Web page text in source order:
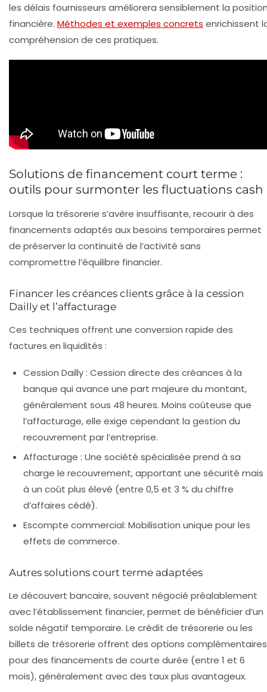
les délais fournisseurs améliorera sensiblement la
financière. Méthodes et exemples concrets enrichissent
compréhension de ces pratiques.
Solutions de financement court terme :
outils pour surmonter les fluctuations cash
Lorsque la trésorerie s’avère insuffisante, recourir à des
financements adaptés aux besoins temporaires permet
de préserver la continuité de l’activité sans
compromettre l’équilibre financier.
Financer les créances clients grâce à la cession
Dailly et l’affacturage
Ces techniques offrent une conversion rapide des
factures en liquidités :
Cession Dailly : Cession directe des créances à la
banque qui avance une part majeure du montant,
généralement sous 48 heures. Moins coûteuse que
l’affacturage, elle exige cependant la gestion du
recouvrement par l’entreprise.
Affacturage : Une société spécialisée prend à sa
charge le recouvrement, apportant une sécurité mais
à un coût plus élevé (entre 0,5 et 3 % du chiffre
d’affaires cédé).
Escompte commercial: Mobilisation unique pour les
effets de commerce.
Autres solutions court terme adaptées
Le découvert bancaire, souvent négocié préalablement
avec l’établissement financier, permet de bénéficier d’un
solde négatif temporaire. Le crédit de trésorerie ou les
billets de trésorerie offrent des options complémentaires
pour des financements de courte durée (entre 1 et 6
mois), généralement avec des taux plus avantageux.